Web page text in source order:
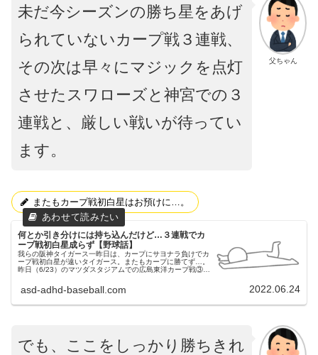
父ちゃん
未だ今シーズンの勝ち星をあげ
られていないカープ戦３連戦、
その次は早々にマジックを点灯
させたスワローズと神宮での３
連戦と、厳しい戦いが待ってい
ます。
またもカープ戦初白星はお預けに…。
何とか引き分けには持ち込んだけど…３連戦でカ
ープ戦初白星成らず【野球話】
我らの阪神タイガース一昨日は、カープにサヨナラ負けでカ
ープ戦初白星が遠いタイガース。またもカープに勝てず…。
昨日（6/23）のマツダスタジアムでの広島東洋カープ戦③昨
れました。３連戦...
asd-adhd-baseball.com 2022.06.24
でも、ここをしっかり勝ちきれ